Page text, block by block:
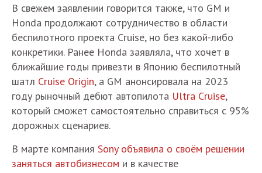
В свежем заявлении говорится также, что GM и
Honda продолжают сотрудничество в области
беспилотного проекта Cruise, но без какой-либо
конкретики. Ранее Honda заявляла, что хочет в
ближайшие годы привезти в Японию беспилотный
шатл Cruise Origin, а GM анонсировала на 2023
году рыночный дебют автопилота Ultra Cruise,
который сможет самостоятельно справиться с 95%
дорожных сценариев.
В марте компания Sony объявила о своём решении
заняться автобизнесом и в качестве